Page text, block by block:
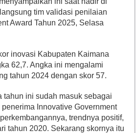
tim validasi penilaian
Award Tahun 2025, Selasa
inovasi Kabupaten Kaimana
62,7. Angka ini mengalami
tahun 2024 dengan skor 57.
tahun ini sudah masuk sebagai
Innovative Government
trendnya positif,
tahun 2020. Sekarang skornya itu